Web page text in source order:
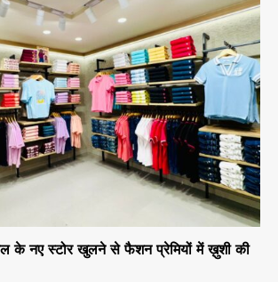
के नए स्टोर खुलने से फैशन प्रेमियों में ख़ुशी की